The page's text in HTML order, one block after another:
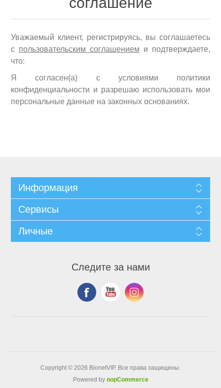
Уважаемый клиент, регистрируясь, вы соглашаетесь
с пользовательским соглашением и подтверждаете,
что:
Я согласен(а) с условиями политики
конфиденциальности и разрешаю использовать мои
персональные данные на законных основаниях.
Информация
Сервисы
Личные
Следите за нами
Copyright © 2026 BionetVIP. Все права защищены.
Powered by nopCommerce